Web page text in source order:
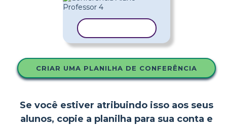
CRIAR UMA PLANILHA DE CONFERÊNCIA
Se você estiver atribuindo isso aos seus
alunos, copie a planilha para sua conta e